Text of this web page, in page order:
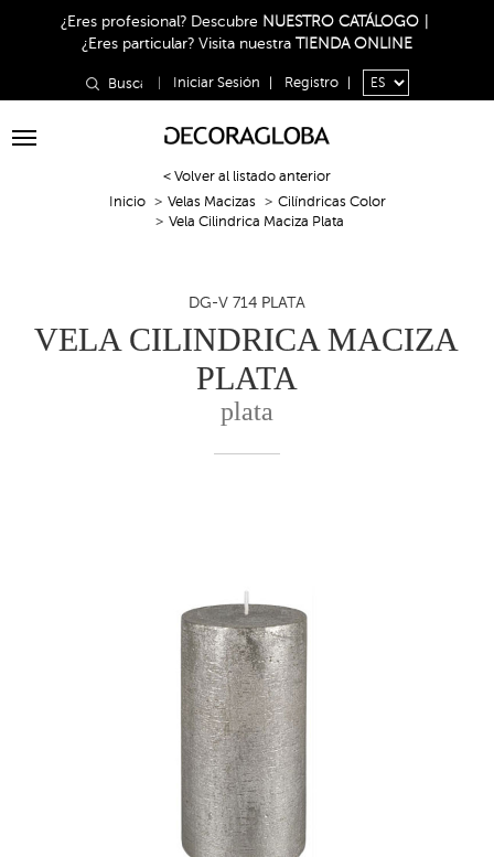
¿Eres profesional? Descubre NUESTRO CATÁLOGO
¿Eres particular? Visita nuestra TIENDA ONLINE
Iniciar Sesión Registro
Toggle
< Volver al listado anterior
Inicio
Velas Macizas
Cilíndricas Color
Vela Cilindrica Maciza Plata
DG-V 714 PLATA
VELA CILINDRICA MACIZA
PLATA
plata